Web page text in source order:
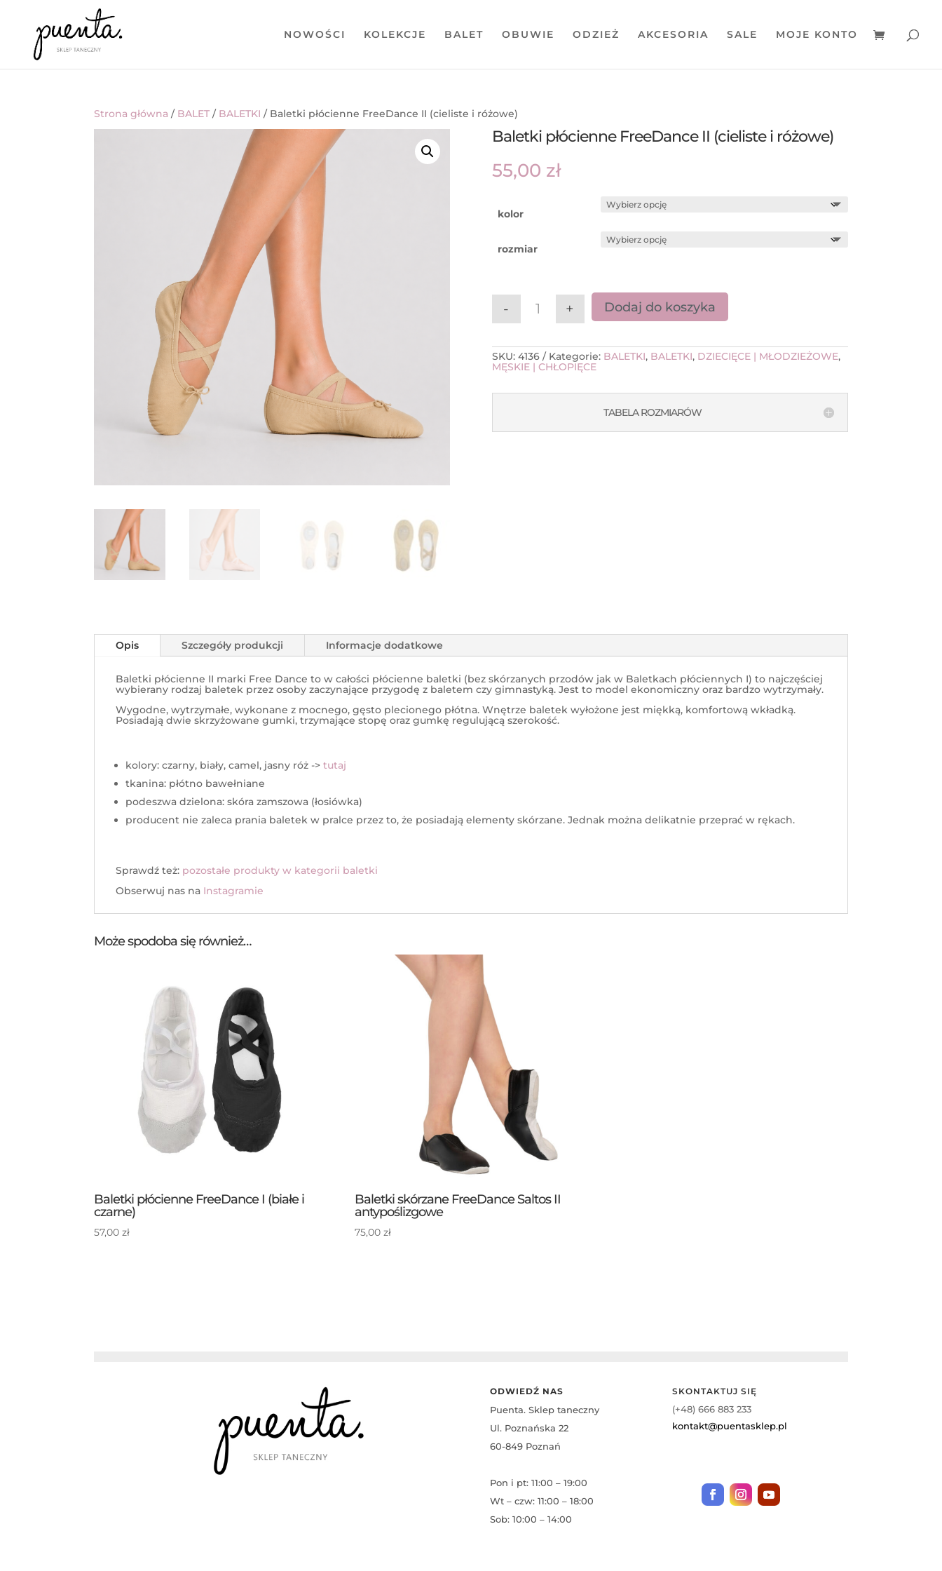
NOWOŚCI KOLEKCJE BALET OBUWIE ODZIEŻ AKCESORIA SALE MOJE KONTO
Strona główna / BALET / BALETKI / Baletki płócienne FreeDance II (cieliste i różowe)
Baletki płócienne FreeDance II (cieliste i różowe)
55,00 zł
kolor
rozmiar
ilość Baletki płócienne FreeDance II (cieliste i różowe)
- + Dodaj do koszyka
SKU: 4136 Kategorie: BALETKI, BALETKI, DZIECIĘCE | MŁODZIEŻOWE,
MĘSKIE | CHŁOPIĘCE
TABELA ROZMIARÓW
Opis Szczegóły produkcji Informacje dodatkowe
Baletki płócienne II marki Free Dance to w całości płócienne baletki (bez skórzanych przodów jak w Baletkach płóciennych I) to najczęściej
wybierany rodzaj baletek przez osoby zaczynające przygodę z baletem czy gimnastyką. Jest to model ekonomiczny oraz bardzo wytrzymały.
Wygodne, wytrzymałe, wykonane z mocnego, gęsto plecionego płótna. Wnętrze baletek wyłożone jest miękką, komfortową wkładką.
Posiadają dwie skrzyżowane gumki, trzymające stopę oraz gumkę regulującą szerokość.
kolory: czarny, biały, camel, jasny róż ->tutaj
tkanina: płótno bawełniane
podeszwa dzielona: skóra zamszowa (łosiówka)
producent nie zaleca prania baletek w pralce przez to, że posiadają elementy skórzane. Jednak można delikatnie przeprać w rękach.
Sprawdź też: pozostałe produkty w kategorii baletki
Obserwuj nas na Instagramie
Może spodoba się również…
Baletki płócienne FreeDance I (białe i
czarne)
57,00zł
Baletki skórzane FreeDance Saltos II
antypoślizgowe
75,00 zł
ODWIEDŹ NAS
Puenta. Sklep taneczny
Ul. Poznańska 22
60-849 Poznań
Pon i pt: 11:00 – 19:00
Wt – czw: 11:00 – 18:00
Sob: 10:00 – 14:00
SKONTAKTUJ SIĘ
(+48) 666 883 233
kontakt@puentasklep.pl